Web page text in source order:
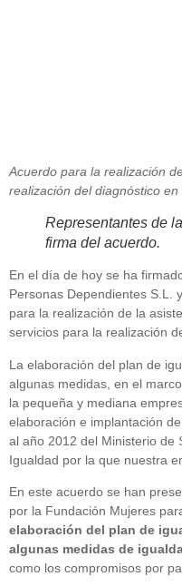
Acuerdo para la realización
realización del diagnóstico
Representantes de
firma del acuerdo.
En el día de hoy se ha
Personas Dependientes S.L.
para la realización de la
servicios para la realización
La elaboración del plan de
algunas medidas, en el
la pequeña y mediana
elaboración e implantación
al año 2012 del Ministerio de
Igualdad por la que nuestra
En este acuerdo se han
por la Fundación Mujeres
elaboración del plan de
algunas medidas de
como los compromisos por